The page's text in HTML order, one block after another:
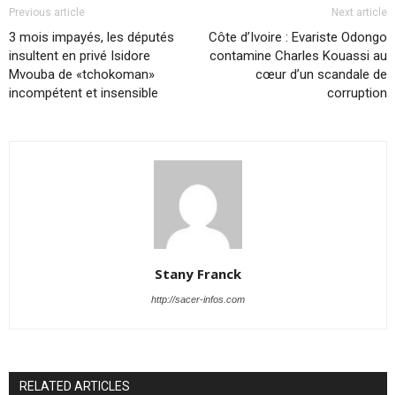
Previous article
3 mois impayés, les députés
insultent en privé Isidore
Mvouba de «tchokoman»
incompétent et insensible
Next article
Côte d’Ivoire : Evariste Odongo
contamine Charles Kouassi au
cœur d’un scandale de
corruption
Stany Franck
http://sacer-infos.com
RELATED ARTICLES